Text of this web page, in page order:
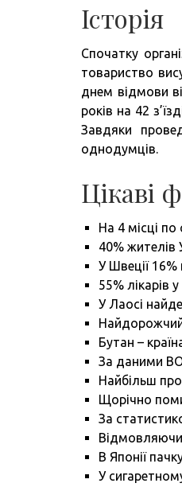
Історія
Спочатку
товариство
днем відмови
років на 42
Завдяки
однодумців.
Цікаві
На 4 місці
40% жителів
У Швеції 16%
55% лікарів
У Лаосі
Бутан –
За даними
Найбільш
Щорічно
За
В Японії
У